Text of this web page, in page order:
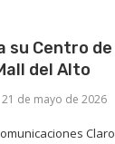
su Centro
del Alto
21 de mayo de 2026